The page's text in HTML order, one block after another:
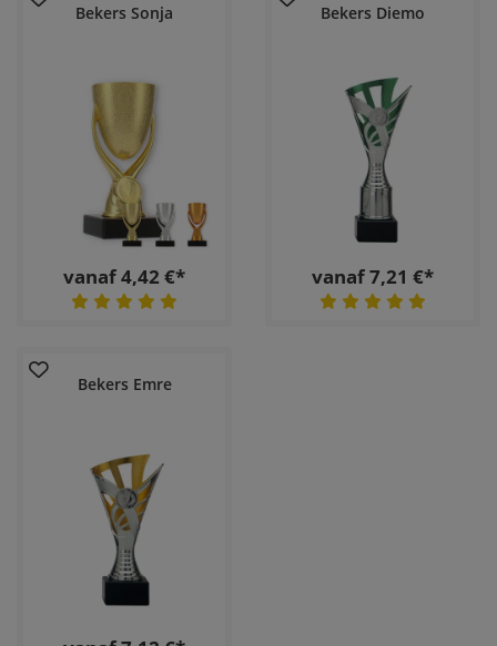
Bekers Sonja
vanaf 4,42 €*
Bekers Diemo
vanaf 7,21 €*
Bekers Emre